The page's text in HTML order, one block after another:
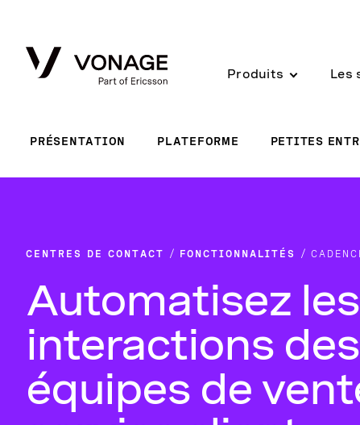
Produits Les
PRÉSENTATION PLATEFORME PETITES
CENTRES DE CONTACT FONCTIONNALITÉS
Automatisez les
interactions des
équipes de